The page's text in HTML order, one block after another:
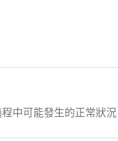
中可能發生的正常狀